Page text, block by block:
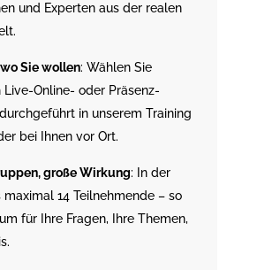
und Experten aus der realen
Sie wollen: Wählen Sie
Live-Online- oder Präsenz-
in unserem Training
bei Ihnen vor Ort.
große Wirkung: In der
maximal 14 Teilnehmende – so
für Ihre Fragen, Ihre Themen,